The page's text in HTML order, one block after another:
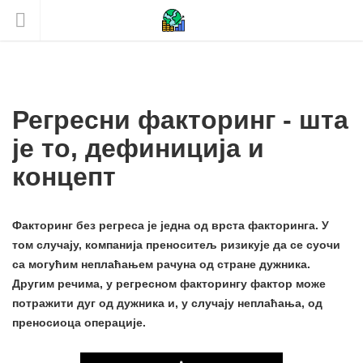
Регресни факторинг - шта
је то, дефиниција и
концепт
Факторинг без регреса је једна од врста факторинга. У
том случају, компанија преноситељ ризикује да се суочи
са могућим неплаћањем рачуна од стране дужника.
Другим речима, у регресном факторингу фактор може
потражити дуг од дужника и, у случају неплаћања, од
преносиоца операције.